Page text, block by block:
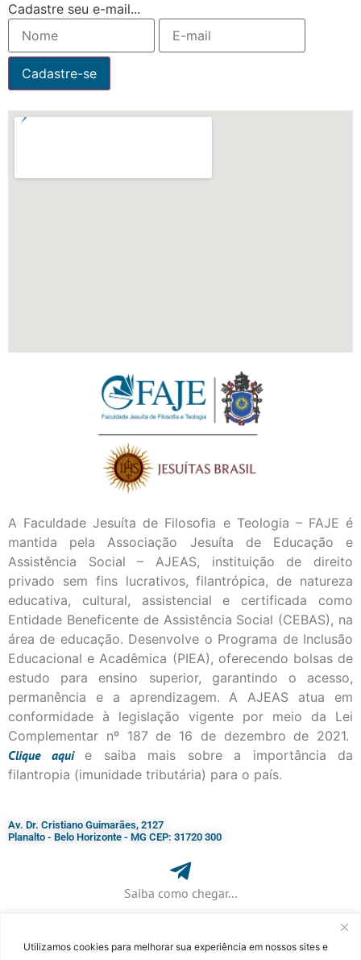
Utilizamos cookies para melhorar sua experiência em nossos sites e
Cadastre seu e-mail...
A Faculdade Jesuíta de Filosofia e Teologia – FAJE é
mantida pela Associação Jesuíta de Educação e
Assistência Social – AJEAS, instituição de direito
privado sem fins lucrativos, filantrópica, de natureza
educativa, cultural, assistencial e certificada como
Entidade Beneficente de Assistência Social (CEBAS), na
área de educação. Desenvolve o Programa de Inclusão
Educacional e Acadêmica (PIEA), oferecendo bolsas de
estudo para ensino superior, garantindo o acesso,
permanência e a aprendizagem. A AJEAS atua em
conformidade à legislação vigente por meio da Lei
Complementar nº 187 de 16 de dezembro de 2021.
Cliqueaqui
e saiba mais sobre a importância da
filantropia (imunidade tributária) para o país.
Av. Dr. Cristiano Guimarães, 2127
Planalto - Belo Horizonte - MG CEP: 31720 300
Saiba como chegar...